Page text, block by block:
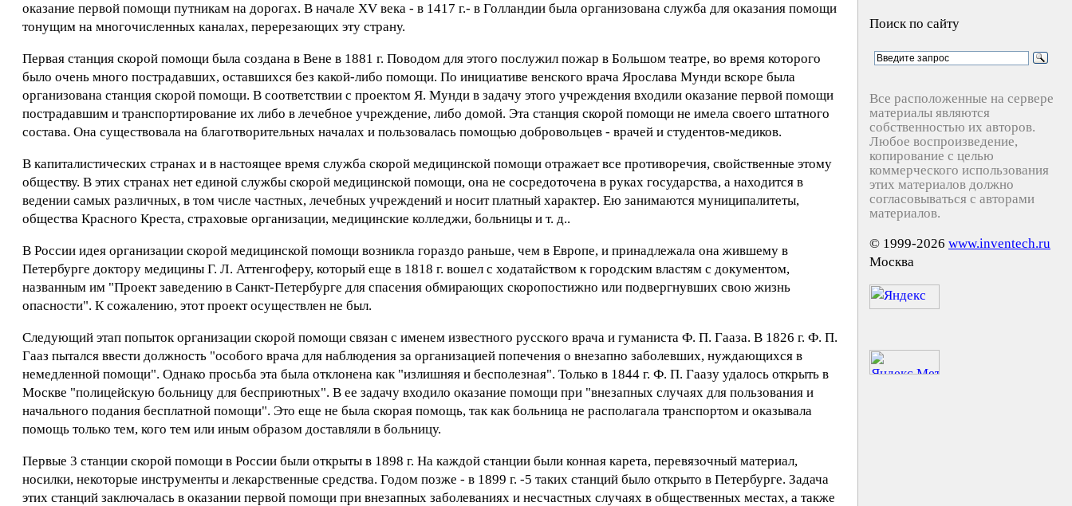
оказание первой помощи путникам на дорогах. В начале XV века - в 1417 г.- в Голландии была организована служба для оказания помощи
тонущим на многочисленных каналах, перерезающих эту страну.
Первая станция скорой помощи была создана в Вене в 1881 г. Поводом для этого послужил пожар в Большом театре, во время которого
было очень много пострадавших, оставшихся без какой-либо помощи. По инициативе венского врача Ярослава Мунди вскоре была
организована станция скорой помощи. В соответствии с проектом Я. Мунди в задачу этого учреждения входили оказание первой помощи
пострадавшим и транспортирование их либо в лечебное учреждение, либо домой. Эта станция скорой помощи не имела своего штатного
состава. Она существовала на благотворительных началах и пользовалась помощью добровольцев - врачей и студентов-медиков.
В капиталистических странах и в настоящее время служба скорой медицинской помощи отражает все противоречия, свойственные этому
обществу. В этих странах нет единой службы скорой медицинской помощи, она не сосредоточена в руках государства, а находится в
ведении самых различных, в том числе частных, лечебных учреждений и носит платный характер. Ею занимаются муниципалитеты,
общества Красного Креста, страховые организации, медицинские колледжи, больницы и т. д..
В России идея организации скорой медицинской помощи возникла гораздо раньше, чем в Европе, и принадлежала она жившему в
Петербурге доктору медицины Г. Л. Аттенгоферу, который еще в 1818 г. вошел с ходатайством к городским властям с документом,
названным им "Проект заведению в Санкт-Петербурге для спасения обмирающих скоропостижно или подвергнувших свою жизнь
опасности". К сожалению, этот проект осуществлен не был.
Следующий этап попыток организации скорой помощи связан с именем известного русского врача и гуманиста Ф. П. Гааза. В 1826 г. Ф. П.
Гааз пытался ввести должность "особого врача для наблюдения за организацией попечения о внезапно заболевших, нуждающихся в
немедленной помощи". Однако просьба эта была отклонена как "излишняя и бесполезная". Только в 1844 г. Ф. П. Гаазу удалось открыть в
Москве "полицейскую больницу для бесприютных". В ее задачу входило оказание помощи при "внезапных случаях для пользования и
начального подания бесплатной помощи". Это еще не была скорая помощь, так как больница не располагала транспортом и оказывала
помощь только тем, кого тем или иным образом доставляли в больницу.
Первые 3 станции скорой помощи в России были открыты в 1898 г. На каждой станции были конная карета, перевязочный материал,
носилки, некоторые инструменты и лекарственные средства. Годом позже - в 1899 г. -5 таких станций было открыто в Петербурге. Задача
этих станций заключалась в оказании первой помощи при внезапных заболеваниях и несчастных случаях в общественных местах, а также
Поиск по сайту
Все расположенные на сервере
материалы являются
собственностью их авторов.
Любое воспроизведение,
копирование с целью
коммерческого использования
этих материалов должно
согласовываться с авторами
материалов.
© 1999-2026 www.inventech.ru
Москва